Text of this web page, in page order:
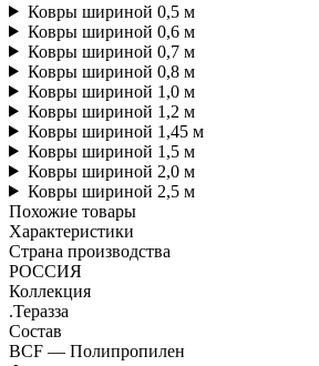
Ковры шириной 0,5 м
Ковры шириной 0,6 м
Ковры шириной 0,7 м
Ковры шириной 0,8 м
Ковры шириной 1,0 м
Ковры шириной 1,2 м
Ковры шириной 1,45 м
Ковры шириной 1,5 м
Ковры шириной 2,0 м
Ковры шириной 2,5 м
Похожие товары
Характеристики
Страна производства
РОССИЯ
Коллекция
.Теразза
Состав
BCF — Полипропилен